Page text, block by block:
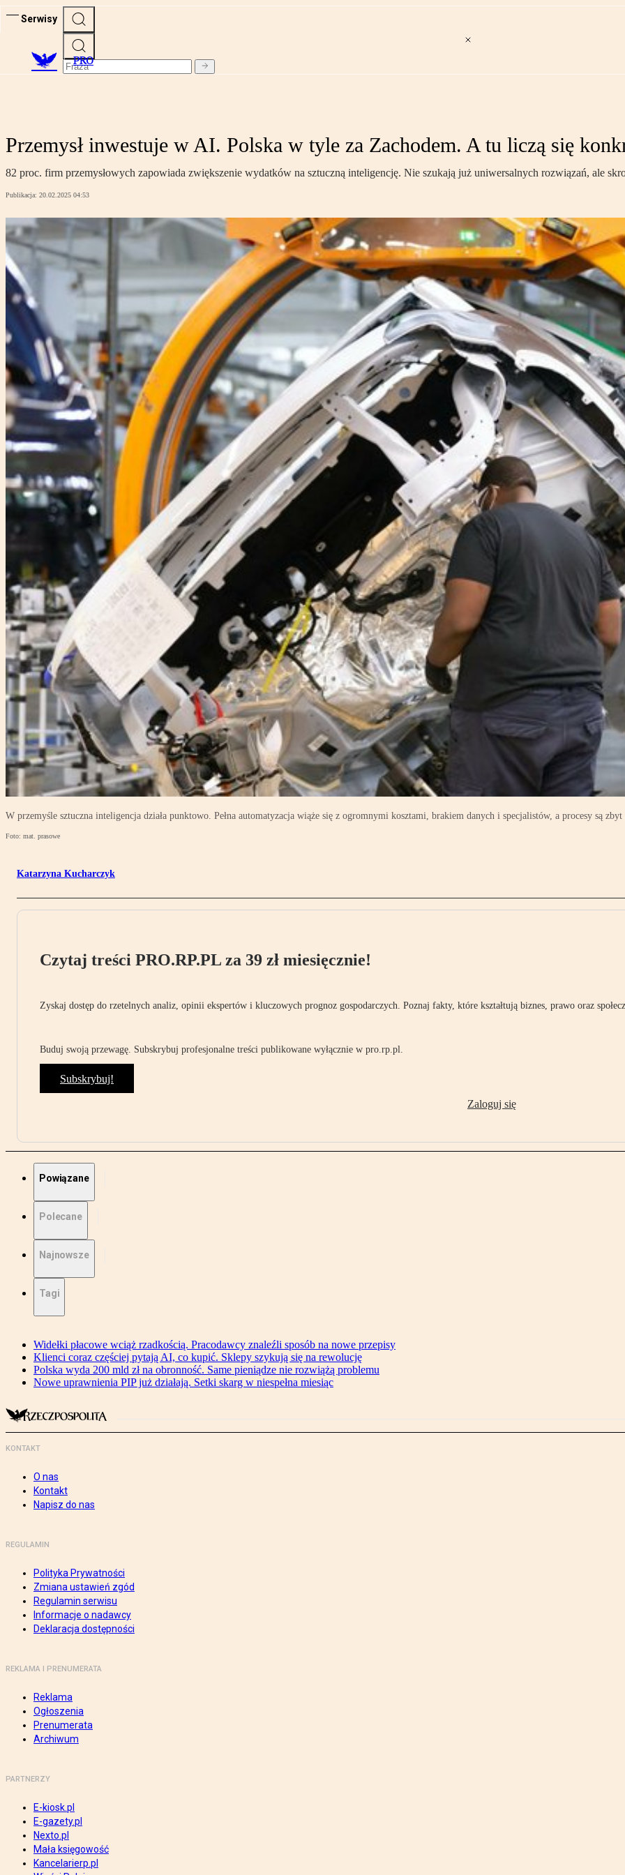
Serwisy
PRO
Przemysł inwestuje w AI. Polska w tyle za Zachodem. A tu liczą się
82 proc. firm przemysłowych zapowiada zwiększenie wydatków na sztuczną inteligencję. Nie szukają już uniwersalnych rozwiązań, ale
Publikacja: 20.02.2025 04:53
W przemyśle sztuczna inteligencja działa punktowo. Pełna automatyzacja wiąże się z ogromnymi kosztami, brakiem danych i specjalistów, a procesy są zbyt
Foto: mat. prasowe
Katarzyna Kucharczyk
Czytaj treści PRO.RP.PL za 39 zł miesięcznie!
Zyskaj dostęp do rzetelnych analiz, opinii ekspertów i kluczowych prognoz gospodarczych. Poznaj fakty, które kształtują biznes, prawo oraz
Buduj swoją przewagę. Subskrybuj profesjonalne treści publikowane wyłącznie w pro.rp.pl.
Subskrybuj!
Zaloguj się
Powiązane
Polecane
Najnowsze
Tagi
Widełki płacowe wciąż rzadkością. Pracodawcy znaleźli sposób na nowe przepisy
Klienci coraz częściej pytają AI, co kupić. Sklepy szykują się na rewolucję
Polska wyda 200 mld zł na obronność. Same pieniądze nie rozwiążą problemu
Nowe uprawnienia PIP już działają. Setki skarg w niespełna miesiąc
KONTAKT
O nas
Kontakt
Napisz do nas
REGULAMIN
Polityka Prywatności
Zmiana ustawień zgód
Regulamin serwisu
Informacje o nadawcy
Deklaracja dostępności
REKLAMA I PRENUMERATA
Reklama
Ogłoszenia
Prenumerata
Archiwum
PARTNERZY
E-kiosk.pl
E-gazety.pl
Nexto.pl
Mała księgowość
Kancelarierp.pl